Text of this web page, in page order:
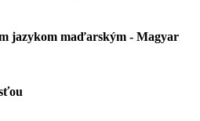
jazykom maďarským - Magyar